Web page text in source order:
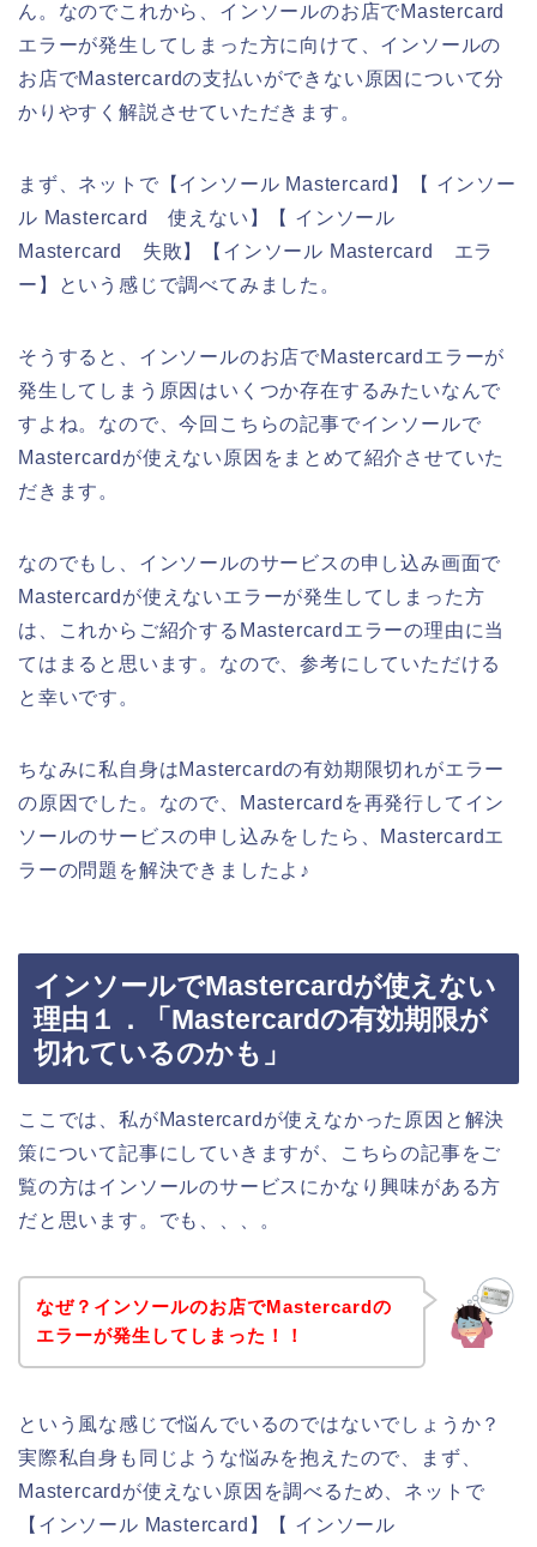
ん。なのでこれから、インソールのお店でMastercard
エラーが発生してしまった方に向けて、インソールの
お店でMastercardの支払いができない原因について分
かりやすく解説させていただきます。
まず、ネットで【インソール Mastercard】【 インソー
ル Mastercard 使えない】【 インソール
Mastercard 失敗】【インソール Mastercard エラ
ー】という感じで調べてみました。
そうすると、インソールのお店でMastercardエラーが
発生してしまう原因はいくつか存在するみたいなんで
すよね。なので、今回こちらの記事でインソールで
Mastercardが使えない原因をまとめて紹介させていた
だきます。
なのでもし、インソールのサービスの申し込み画面で
Mastercardが使えないエラーが発生してしまった方
は、これからご紹介するMastercardエラーの理由に当
てはまると思います。なので、参考にしていただける
と幸いです。
ちなみに私自身はMastercardの有効期限切れがエラー
の原因でした。なので、Mastercardを再発行してイン
ソールのサービスの申し込みをしたら、Mastercardエ
ラーの問題を解決できましたよ♪
インソールでMastercardが使えない
理由１．「Mastercardの有効期限が
切れているのかも」
ここでは、私がMastercardが使えなかった原因と解決
策について記事にしていきますが、こちらの記事をご
覧の方はインソールのサービスにかなり興味がある方
だと思います。でも、、、。
なぜ？インソールのお店でMastercardの
エラーが発生してしまった！！
という風な感じで悩んでいるのではないでしょうか？
実際私自身も同じような悩みを抱えたので、まず、
Mastercardが使えない原因を調べるため、ネットで
【インソール Mastercard】【 インソール